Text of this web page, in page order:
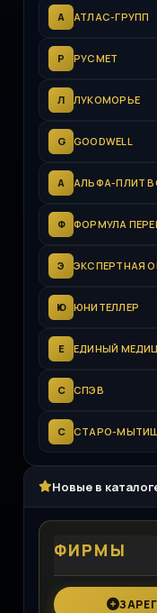
А АТЛАС-ГРУПП
Р РУСМЕТ
Л ЛУКОМОРЬЕ
G GOODWELL
А АЛЬФА-ПЛИТ
Ф ФОРМУЛА
Э ЭКСПЕРТНАЯ
Ю ЮНИТЕЛЛЕР
Е ЕДИНЫЙ
С СПЭВ
С СТАРО-
Новые в
ФИРМЫ